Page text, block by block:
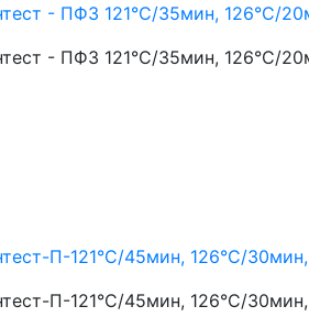
- ПФ3 121°С/35мин, 126°С/
- ПФ3 121°С/35мин, 126°С/
П-121°C/45мин, 126°C/
П-121°C/45мин, 126°C/